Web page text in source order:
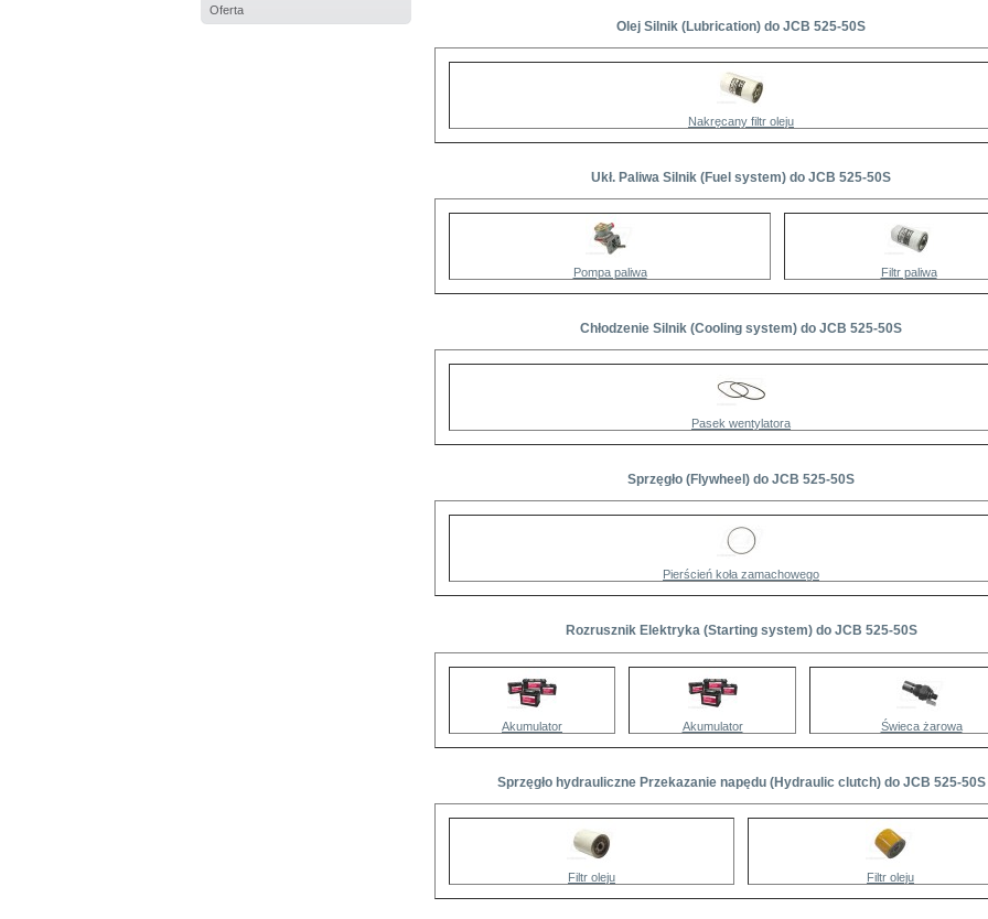
Oferta
Olej Silnik (Lubrication) do JCB 525-50S
Nakręcany filtr oleju
Ukł. Paliwa Silnik (Fuel system) do JCB 525-50S
Pompa paliwa Filtr paliwa
Chłodzenie Silnik (Cooling system) do JCB 525-50S
Pasek wentylatora
Sprzęgło (Flywheel) do JCB 525-50S
Pierścień koła zamachowego
Rozrusznik Elektryka (Starting system) do JCB 525-50S
Akumulator Akumulator Świeca żarowa
Sprzęgło hydrauliczne Przekazanie napędu (Hydraulic clutch) do JCB 525-50S
Filtr oleju Filtr oleju